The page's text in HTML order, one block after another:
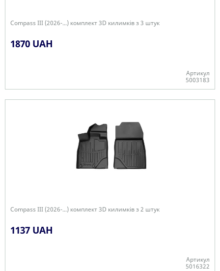
Compass III (2026-...) комплект 3D килимків з 3 штук
1870 UAH
Артикул
5003183
Compass III (2026-...) комплект 3D килимків з 2 штук
1137 UAH
Артикул
5016322